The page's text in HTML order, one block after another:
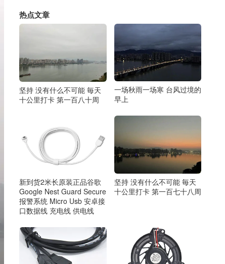
热点文章
坚持 没有什么不可能 毎天
十公里打卡 第一百八十周
一场秋雨一场寒 台风过境的
早上
新到货2米长原装正品谷歌
Google Nest Guard Secure
报警系统 Micro Usb 安卓接
口数据线 充电线 供电线
坚持 没有什么不可能 毎天
十公里打卡 第一百七十八周